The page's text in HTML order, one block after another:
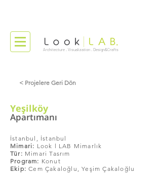
Architecture . Visualization . Design&Crafts
< Projelere Geri Dön
Yeşilköy
Apartımanı
İstanbul, İstanbul
Mimari: Look l LAB Mimarlık
Tür: Mimari Tasrım
Program: Konut
Ekip: Cem Çakaloğlu, Yeşim Çakaloğlu